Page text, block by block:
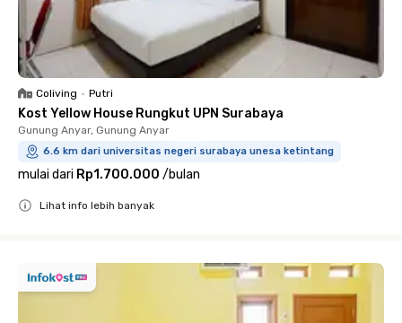
Coliving • Putri
Kost Yellow House Rungkut UPN Surabaya
Gunung Anyar, Gunung Anyar
6.6 km dari universitas negeri surabaya unesa ketintang
mulai dari Rp1.700.000 /bulan
Lihat info lebih banyak